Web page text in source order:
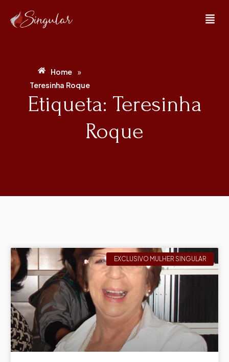
Home »
Teresinha Roque
Etiqueta: Teresinha
Roque
EXCLUSIVO MULHER SINGULAR